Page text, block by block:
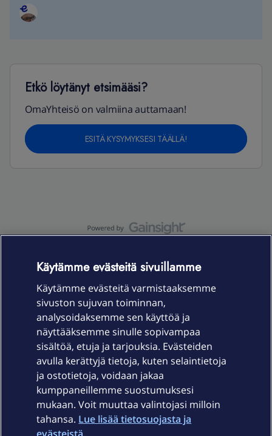
Etkö löytänyt etsimääsi?
OmaYhteisö on valmiina auttamaan!
ESITÄ KYSYMYKSESI TÄÄLLÄ!
Laitteet & liittymät
Palvelut
Ajankohtaista
Käytämme evästeitä sivuillamme
Käytämme evästeitä varmistaaksemme
sivuston sujuvan toiminnan,
analysoidaksemme sen käyttöä ja
näyttääksemme sinulle sopivampaa
sisältöä, etuja ja tarjouksia. Evästeiden
avulla kerättyjä tietoja, kuten selaintietoja
ja ostotietoja, voidaan jakaa
kumppaneillemme suostumuksesi
mukaan. Voit muuttaa valintojasi milloin
tahansa. Lue lisää tietosuojasta ja